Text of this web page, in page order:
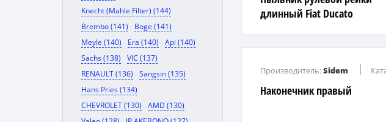
Knecht (Mahle Filter) (144)
Brembo (141)
Boge (141)
Meyle (140)
Era (140)
Api (140)
Sachs (138)
VIC (137)
RENAULT (136)
Sangsin (135)
Hans Pries (134)
CHEVROLET (130)
AMD (130)
длинный Fiat Ducato
Наконечник правый
Производитель:Sidem